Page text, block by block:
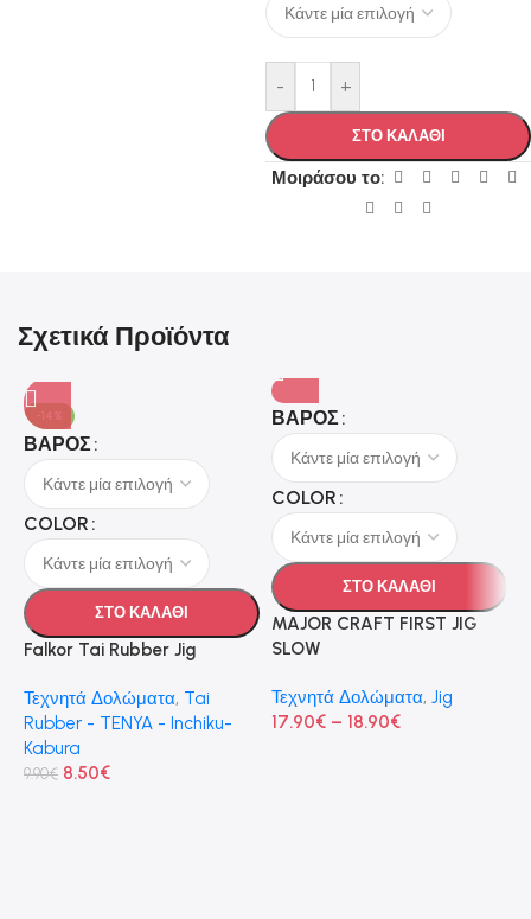
- +
ΣΤΟ ΚΑΛΑΘΙ
Μοιράσου το:
Σχετικά Προϊόντα
-14%
ΒΆΡΟΣ
COLOR
ΣΤΟ ΚΑΛΑΘΙ
Falkor Tai Rubber Jig
Τεχνητά Δολώματα, Tai
Rubber - TENYA - Inchiku-
Kabura
9.90€ 8.50€
ΒΆΡΟΣ
COLOR
ΣΤΟ ΚΑΛΑΘΙ
MAJOR CRAFT FIRST JIG
SLOW
Τεχνητά Δολώματα, Jig
17.90€ – 18.90€